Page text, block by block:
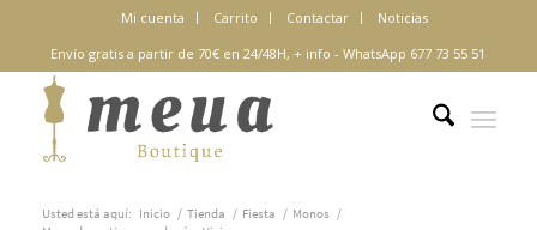
Mi cuenta Carrito Contactar
Noticias
Envío gratis a partir de 70€ en 24/48H, + info -WhatsApp 677 73 55 51
Usted está aquí: Inicio / Tienda / Fiesta / Monos /